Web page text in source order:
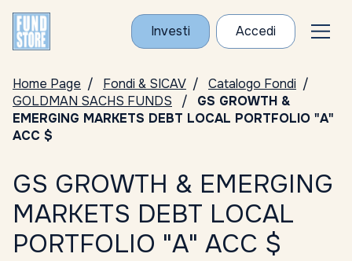
Investi Accedi
Home Page Fondi & SICAV
Catalogo Fondi
GOLDMAN SACHS FUNDS
GS GROWTH &
EMERGING MARKETS DEBT LOCAL PORTFOLIO "A"
ACC $
GS GROWTH & EMERGING
MARKETS DEBT LOCAL
PORTFOLIO "A" ACC $